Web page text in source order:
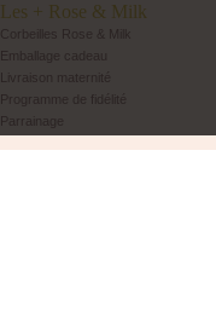
Les + Rose & Milk
Corbeilles Rose & Milk
Emballage cadeau
Livraison maternité
Programme de fidélité
Parrainage